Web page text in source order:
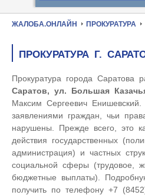
ЖАЛОБА.ОНЛАЙН ПРОКУРАТУРА
ПРОКУРАТУРА Г.
Прокуратура города Саратова
Саратов, ул. Большая
Максим Сергеевич Енишевский.
заявлениями граждан, чьи
нарушены. Прежде всего, это
действия государственных
администрация) и частных
социальной сферы (трудовое,
бюджетные выплаты).
получить по телефону +7